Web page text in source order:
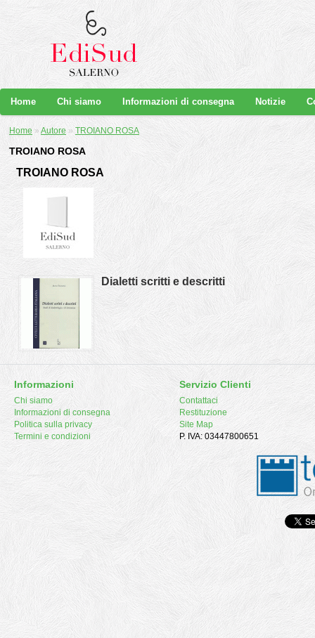
Home Chi siamo Informazioni di consegna Notizie
Home » Autore » TROIANO ROSA
TROIANO ROSA
TROIANO ROSA
Dialetti scritti e descritti
Informazioni
Chi siamo
Informazioni di consegna
Politica sulla privacy
Termini e condizioni
Servizio Clienti
Contattaci
Restituzione
Site Map
P. IVA: 03447800651